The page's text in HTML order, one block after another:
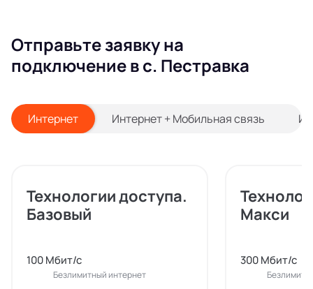
Отправьте заявку на
подключение в с. Пестравка
Интернет Интернет + Мобильная связь
Технологии доступа.
Базовый
100 Мбит/с
Безлимитный интернет
Макси
300 Мбит/с